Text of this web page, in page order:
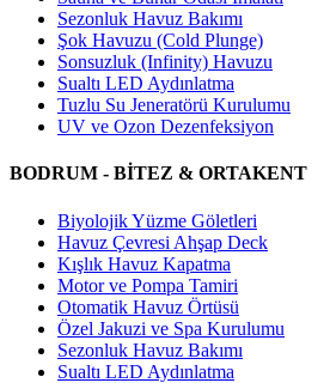
Sezonluk Havuz Bakımı
Şok Havuzu (Cold Plunge)
Sonsuzluk (Infinity) Havuzu
Sualtı LED Aydınlatma
Tuzlu Su Jeneratörü Kurulumu
UV ve Ozon Dezenfeksiyon
BODRUM - BİTEZ & ORTAKENT
Biyolojik Yüzme Göletleri
Havuz Çevresi Ahşap Deck
Kışlık Havuz Kapatma
Motor ve Pompa Tamiri
Otomatik Havuz Örtüsü
Özel Jakuzi ve Spa Kurulumu
Sezonluk Havuz Bakımı
Sualtı LED Aydınlatma